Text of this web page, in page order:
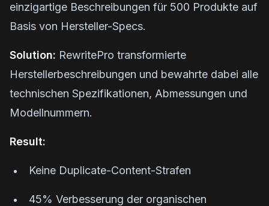
einzigartige Beschreibungen für 500 Produkte auf
Basis von Hersteller-Specs.
Solution: RewritePro transformierte
Herstellerbeschreibungen und bewahrte dabei alle
technischen Spezifikationen, Abmessungen und
Modellnummern.
Result:
Keine Duplicate-Content-Strafen
45% Verbesserung der organischen